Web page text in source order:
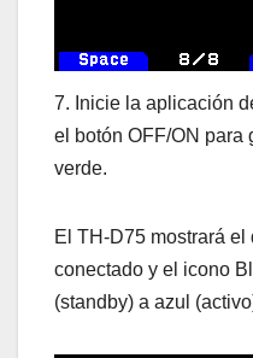
7. Inicie la aplicación
el botón OFF/ON para
verde.
El TH-D75 mostrará
conectado y el icono
(standby) a azul